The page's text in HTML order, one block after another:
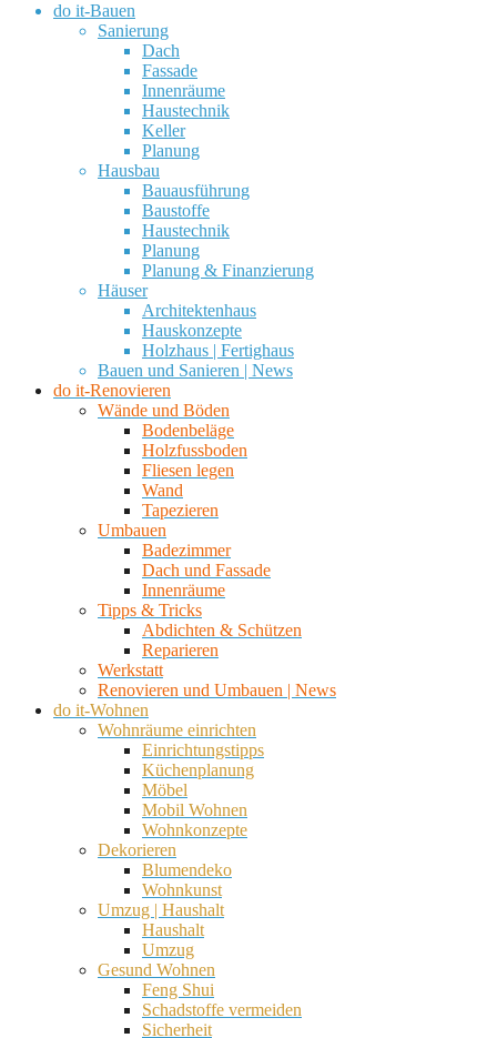
do it-Bauen
Sanierung
Dach
Fassade
Innenräume
Haustechnik
Keller
Planung
Hausbau
Bauausführung
Baustoffe
Haustechnik
Planung
Planung & Finanzierung
Häuser
Architektenhaus
Hauskonzepte
Holzhaus | Fertighaus
Bauen und Sanieren | News
do it-Renovieren
Wände und Böden
Bodenbeläge
Holzfussboden
Fliesen legen
Wand
Tapezieren
Umbauen
Badezimmer
Dach und Fassade
Innenräume
Tipps & Tricks
Abdichten & Schützen
Reparieren
Werkstatt
Renovieren und Umbauen | News
do it-Wohnen
Wohnräume einrichten
Einrichtungstipps
Küchenplanung
Möbel
Mobil Wohnen
Wohnkonzepte
Dekorieren
Blumendeko
Wohnkunst
Umzug | Haushalt
Haushalt
Umzug
Gesund Wohnen
Feng Shui
Schadstoffe vermeiden
Sicherheit